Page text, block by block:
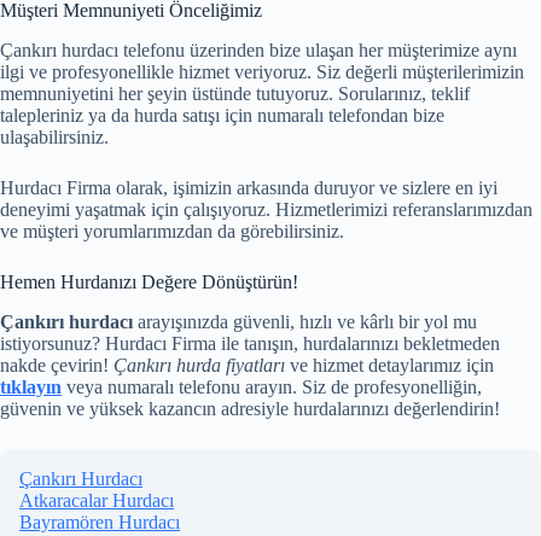
Müşteri Memnuniyeti Önceliğimiz
Çankırı hurdacı telefonu üzerinden bize ulaşan her müşterimize aynı
ilgi ve profesyonellikle hizmet veriyoruz. Siz değerli müşterilerimizin
memnuniyetini her şeyin üstünde tutuyoruz. Sorularınız, teklif
talepleriniz ya da hurda satışı için numaralı telefondan bize
ulaşabilirsiniz.
Hurdacı Firma olarak, işimizin arkasında duruyor ve sizlere en iyi
deneyimi yaşatmak için çalışıyoruz. Hizmetlerimizi referanslarımızdan
ve müşteri yorumlarımızdan da görebilirsiniz.
Hemen Hurdanızı Değere Dönüştürün!
Çankırı hurdacı arayışınızda güvenli, hızlı ve kârlı bir yol mu
istiyorsunuz? Hurdacı Firma ile tanışın, hurdalarınızı bekletmeden
nakde çevirin! Çankırı hurda fiyatları ve hizmet detaylarımız için
tıklayın veya numaralı telefonu arayın. Siz de profesyonelliğin,
güvenin ve yüksek kazancın adresiyle hurdalarınızı değerlendirin!
Çankırı Hurdacı
Atkaracalar Hurdacı
Bayramören Hurdacı